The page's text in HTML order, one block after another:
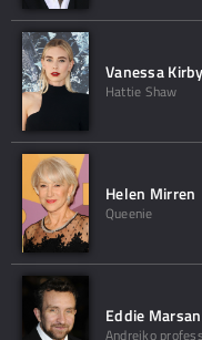
Vanessa Kirby
Hattie Shaw
Helen Mirren
Queenie
Eddie Marsan
Andreiko